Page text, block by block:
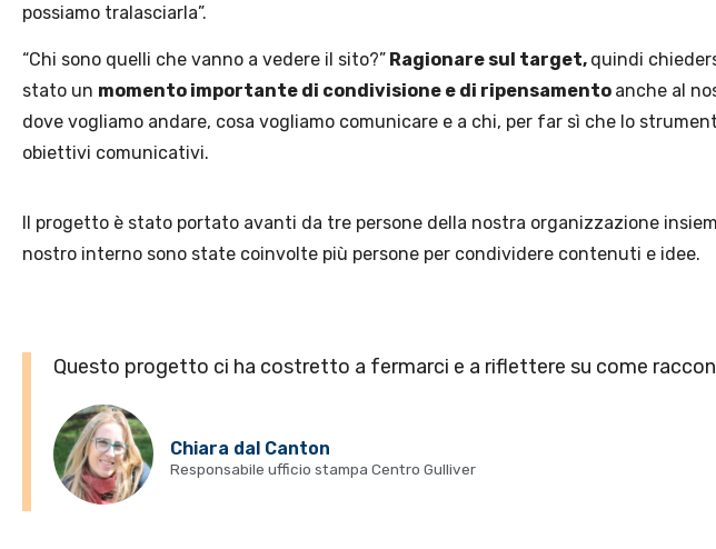
possiamo tralasciarla”.
“Chi sono quelli che vanno a vedere il sito?” Ragionare sul target, quindi
stato un momento importante di condivisione e di ripensamento anche al
dove vogliamo andare, cosa vogliamo comunicare e a chi, per far sì che lo
obiettivi comunicativi.
Il progetto è stato portato avanti da tre persone della nostra organizzazione
nostro interno sono state coinvolte più persone per condividere contenuti e idee.
Questo progetto ci ha costretto a fermarci e a riflettere su come
Chiara dal Canton
Responsabile ufficio stampa Centro Gulliver